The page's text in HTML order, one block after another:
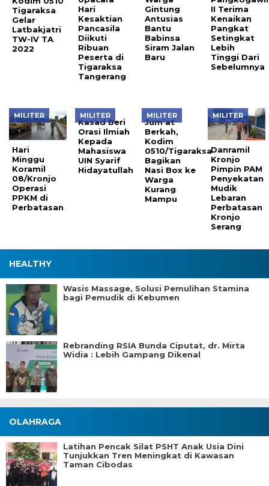
Tigaraksa
Gelar
Latbakjatri
TW-IV TA
2022
Hari
Kesaktian
Pancasila
Diikuti
Ribuan
Peserta di
Tigaraksa
Tangerang
Gintung
Antusias
Bantu
Babinsa
Siram Jalan
Baru
II Terima
Kenaikan
Pangkat
Setingkat
Lebih
Tinggi Dari
Sebelumnya
MILITER
Hari
Minggu
Koramil
08/Kronjo
Operasi
PPKM di
Perbatasan
MILITER
Kasad Beri
Orasi Ilmiah
Kepada
Mahasiswa
UIN Syarif
Hidayatullah
MILITER
Jum’at
Berkah,
Kodim
0510/Tigaraksa
Bagikan
Nasi Box ke
Warga
Kurang
Mampu
MILITER
Danramil
Kronjo
Pimpin PAM
Penyekatan
Mudik
Lebaran
Perbatasan
Kronjo
Serang
HEALTHY
Wasis Massage, Solusi Pemulihan Stamina
bagi Pemudik di Kebumen
Rebranding RSIA Bunda Ciputat, dr. Mirta
Widia : Lebih Gampang Dikenal
OLAHRAGA
Latihan Pencak Silat PSHT Anak Usia Dini
Tunjukkan Tren Meningkat di Kawasan
Taman Cibodas